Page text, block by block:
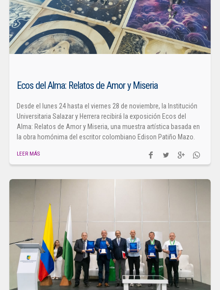
Ecos del Alma: Relatos de Amor y Miseria
Desde el lunes 24 hasta el viernes 28 de noviembre, la Institución
Universitaria Salazar y Herrera recibirá la exposición Ecos del
Alma: Relatos de Amor y Miseria, una muestra artística basada en
la obra homónima del escritor colombiano Edison Patiño Mazo.
LEER MÁS